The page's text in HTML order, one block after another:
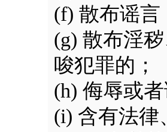
(f) 散布谣
(g) 散布淫
唆犯罪的；
(h) 侮辱或
(i) 含有法律